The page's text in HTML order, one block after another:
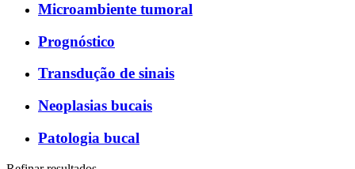
Microambiente tumoral
Prognóstico
Transdução de sinais
Neoplasias bucais
Patologia bucal